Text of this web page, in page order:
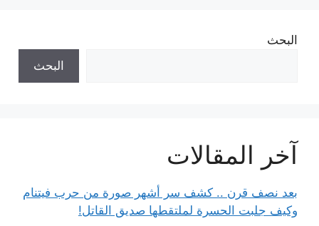
البحث
البحث
آخر المقالات
بعد نصف قرن .. كشف سر أشهر صورة من حرب فيتنام
وكيف جلبت الحسرة لملتقطها صديق القاتل!